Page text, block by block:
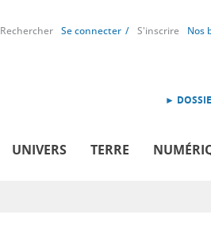
Rechercher Se connecter S'inscrire Nos
►
UNIVERS TERRE